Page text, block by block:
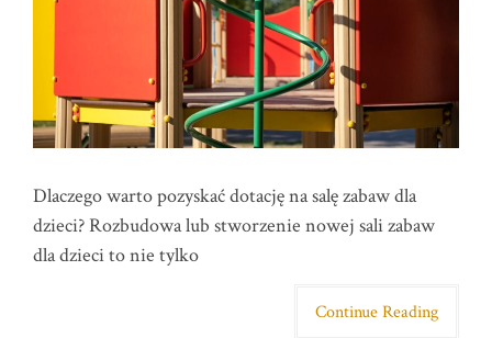
Dlaczego warto pozyskać dotację na salę zabaw dla
dzieci? Rozbudowa lub stworzenie nowej sali zabaw
dla dzieci to nie tylko
Continue Reading